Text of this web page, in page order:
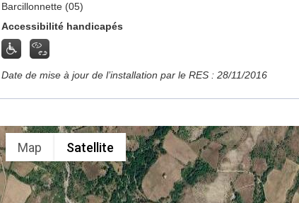
Barcillonnette (05)
Accessibilité handicapés
Date de mise à jour de l’installation par le RES : 28/11/2016
Map Satellite